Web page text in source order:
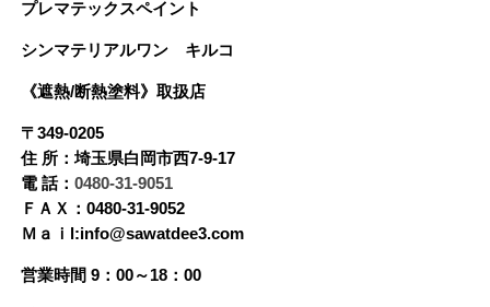
プレマテックスペイント
シンマテリアルワン キルコ
《遮熱/断熱塗料》 取扱店
〒349-0205
住 所：埼玉県白岡市西7-9-17
電 話： 0480-31-9051
ＦＡＸ：0480-31-9052
Ｍａｉl:info@sawatdee3.com
営業時間 9：00～18：00